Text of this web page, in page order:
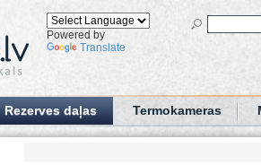
Powered by
Translate
Rezerves daļas Termokameras